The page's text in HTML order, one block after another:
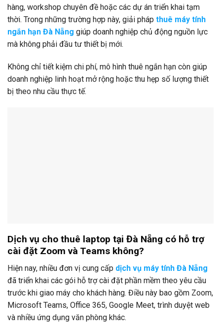
hàng, workshop chuyên đề hoặc các dự án triển khai tạm
thời. Trong những trường hợp này, giải pháp thuê máy tính
ngắn hạn Đà Nẵng giúp doanh nghiệp chủ động nguồn lực
mà không phải đầu tư thiết bị mới.
Không chỉ tiết kiệm chi phí, mô hình thuê ngắn hạn còn giúp
doanh nghiệp linh hoạt mở rộng hoặc thu hẹp số lượng thiết
bị theo nhu cầu thực tế.
Dịch vụ cho thuê laptop tại Đà Nẵng có hỗ trợ
cài đặt Zoom và Teams không?
Hiện nay, nhiều đơn vị cung cấp dịch vụ máy tính Đà Nẵng
đã triển khai các gói hỗ trợ cài đặt phần mềm theo yêu cầu
trước khi giao máy cho khách hàng. Điều này bao gồm Zoom,
Microsoft Teams, Office 365, Google Meet, trình duyệt web
và nhiều ứng dụng văn phòng khác.